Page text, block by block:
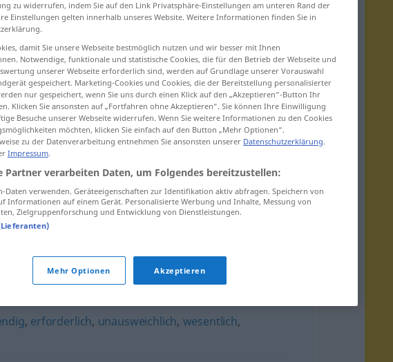
(ugs., ironisch)
, erforderlich, unausweichlich, wesentlich,
zu widerrufen, indem Sie auf den Link Privatsphäre-Einstellungen am unteren Rand der
Einstellungen gelten innerhalb unseres Website. Weitere Informationen finden Sie in
damit Sie unsere Webseite bestmöglich nutzen und wir besser mit Ihnen
Notwendige, funktionale und statistische Cookies, die für den Betrieb der Webseite und
unserer Webseite erforderlich sind, werden auf Grundlage unserer Vorauswahl
gespeichert. Marketing-Cookies und Cookies, die der Bereitstellung personalisierter
nur gespeichert, wenn Sie uns durch einen Klick auf den „Akzeptieren“-Button Ihr
Klicken Sie ansonsten auf „Fortfahren ohne Akzeptieren“. Sie können Ihre Einwilligung
Besuche unserer Webseite widerrufen. Wenn Sie weitere Informationen zu den Cookies
möchten, klicken Sie einfach auf den Button „Mehr Optionen“.
zu der Datenverarbeitung entnehmen Sie ansonsten unserer Datenschutzerklärung.
Impressum.
Partner verarbeiten Daten, um Folgendes bereitzustellen:
Daten verwenden. Geräteeigenschaften zur Identifikation aktiv abfragen. Speichern von
Informationen auf einem Gerät. Personalisierte Werbung und Inhalte, Messung von
Zielgruppenforschung und Entwicklung von Dienstleistungen.
Mehr Optionen Akzeptieren